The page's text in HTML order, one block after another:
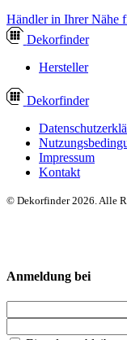
Händler in Ihrer Nähe
Dekorfinder
Hersteller
Dekorfinder
Impressum
Kontakt
© Dekorfinder 2026. Alle
Anmeldung bei